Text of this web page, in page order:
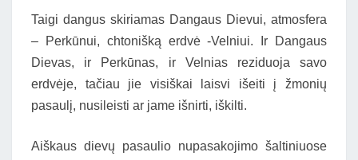
Taigi dangus skiriamas Dangaus Dievui, atmosfera
– Perkūnui, chtonišką erdvė -Velniui. Ir Dangaus
Dievas, ir Perkūnas, ir Velnias reziduoja savo
erdvėje, tačiau jie visiškai laisvi išeiti į žmonių
pasaulį, nusileisti ar jame išnirti, iškilti.
Aiškaus dievų pasaulio nupasakojimo šaltiniuose